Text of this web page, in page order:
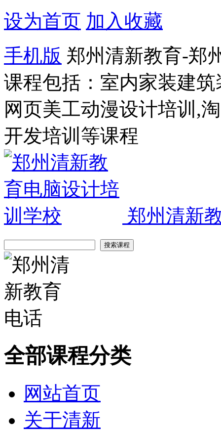
设为首页 加入收藏
手机版 郑州清新教育-郑
课程包括：室内家装建
网页美工动漫设计培训,
开发培训等课程
郑州清新
全部课程分类
网站首页
关于清新